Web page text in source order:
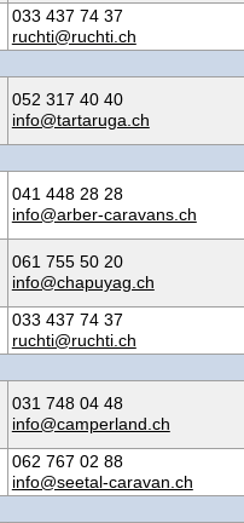
033 437 74 37
ruchti@ruchti.ch
052 317 40 40
info@tartaruga.ch
041 448 28 28
info@arber-caravans.ch
061 755 50 20
info@chapuyag.ch
033 437 74 37
ruchti@ruchti.ch
031 748 04 48
info@camperland.ch
062 767 02 88
info@seetal-caravan.ch